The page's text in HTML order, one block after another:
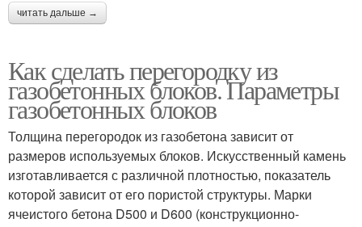
читать дальше →
Как сделать перегородку из
газобетонных блоков. Параметры
газобетонных блоков
Толщина перегородок из газобетона зависит от
размеров используемых блоков. Искусственный камень
изготавливается с различной плотностью, показатель
которой зависит от его пористой структуры. Марки
ячеистого бетона D500 и D600 (конструкционно-